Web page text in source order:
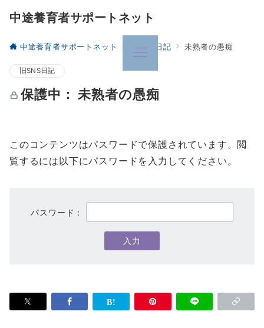
中途養育者サポートネット
中途養育者サポートネット 旧SNS日記 未熟者の愚痴
旧SNS日記
保護中： 未熟者の愚痴
このコンテンツはパスワードで保護されています。閲
覧するには以下にパスワードを入力してください。
パスワード：